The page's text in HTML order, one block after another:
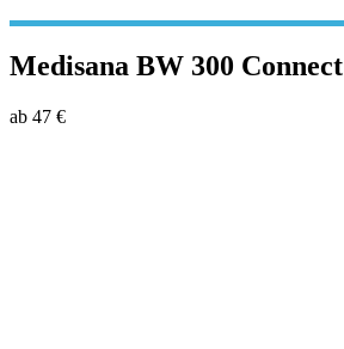
Medisana BW 300 Connect
ab 47 €